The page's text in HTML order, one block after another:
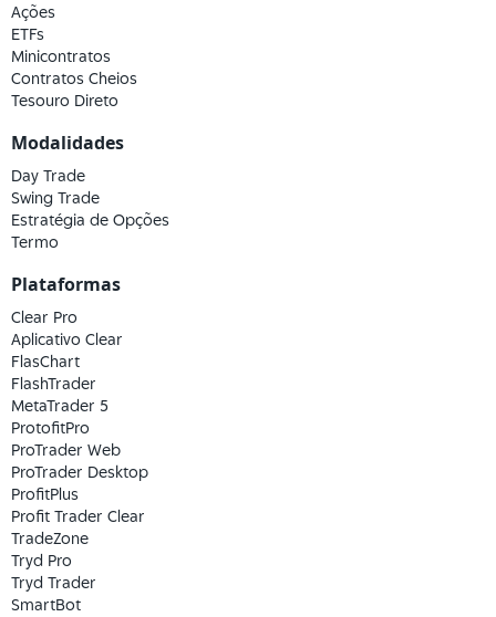
Ações
ETFs
Minicontratos
Contratos Cheios
Tesouro Direto
Modalidades
Day Trade
Swing Trade
Estratégia de Opções
Termo
Plataformas
Clear Pro
Aplicativo Clear
FlasChart
FlashTrader
MetaTrader 5
ProtofitPro
ProTrader Web
ProTrader Desktop
ProfitPlus
Profit Trader Clear
TradeZone
Tryd Pro
Tryd Trader
SmartBot